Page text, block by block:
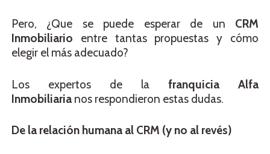
Pero, ¿Que se puede esperar de un CRM
Inmobiliario entre tantas propuestas y cómo
elegir el más adecuado?
Los expertos de la franquicia Alfa
Inmobiliaria nos respondieron estas dudas.
De la relación humana al CRM (y no al revés)